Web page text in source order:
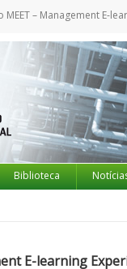
– Management E-learning
Biblioteca
E-learning